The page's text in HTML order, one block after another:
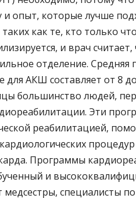
опыт, которые лучше
как те, кто только
и врач
отделение. Средняя
для АКШ составляет от 8
большинство людей,
Эти
реабилитацией,
Программы
и
медсестры, специалисты